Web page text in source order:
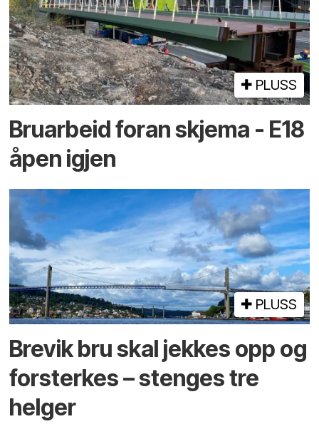
PLUSS
Bruarbeid foran skjema - E18
åpen igjen
PLUSS
Brevik bru skal jekkes opp og
forsterkes – stenges tre
helger